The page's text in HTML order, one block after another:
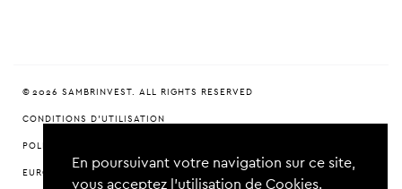
En poursuivant votre navigation sur ce site,
vous acceptez l’utilisation de Cookies.
© 2026 SAMBRINVEST. ALL RIGHTS RESERVED
CONDITIONS D'UTILISATION
POLITIQUE DE CONFIDENTIALITÉ
EUROPEAN VENTURE CAPITAL FOR CHARLEROI (EVCC)